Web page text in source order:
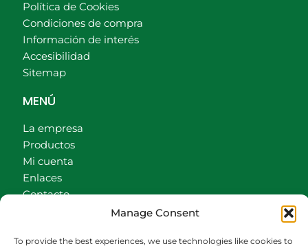
Manage Consent
To provide the best experiences, we use technologies like cookies to
Política de Cookies
Condiciones de compra
Información de interés
Accesibilidad
Sitemap
MENÚ
La empresa
Productos
Mi cuenta
Enlaces
Contacto